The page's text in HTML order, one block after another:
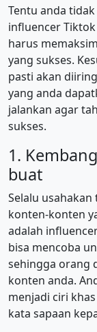
Tentu anda
influencer
harus
yang sukses.
pasti akan
yang anda
jalankan agar
sukses.
1.
buat
Selalu
konten-konten
adalah
bisa mencoba
sehingga orang
konten anda.
menjadi ciri
kata sapaan